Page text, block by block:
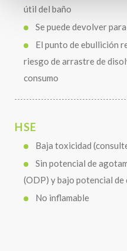
útil del baño
Se puede devolver
El punto de ebullición
riesgo de arrastre de
consumo
HSE
Baja toxicidad
Sin potencial de
(ODP) y bajo potencial
No inflamable